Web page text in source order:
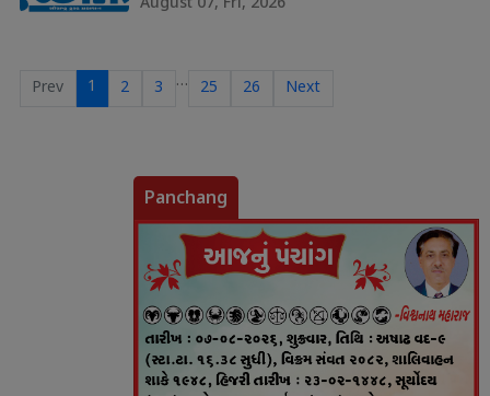
Prev 1 2 3 … 25 26 Next
Panchang